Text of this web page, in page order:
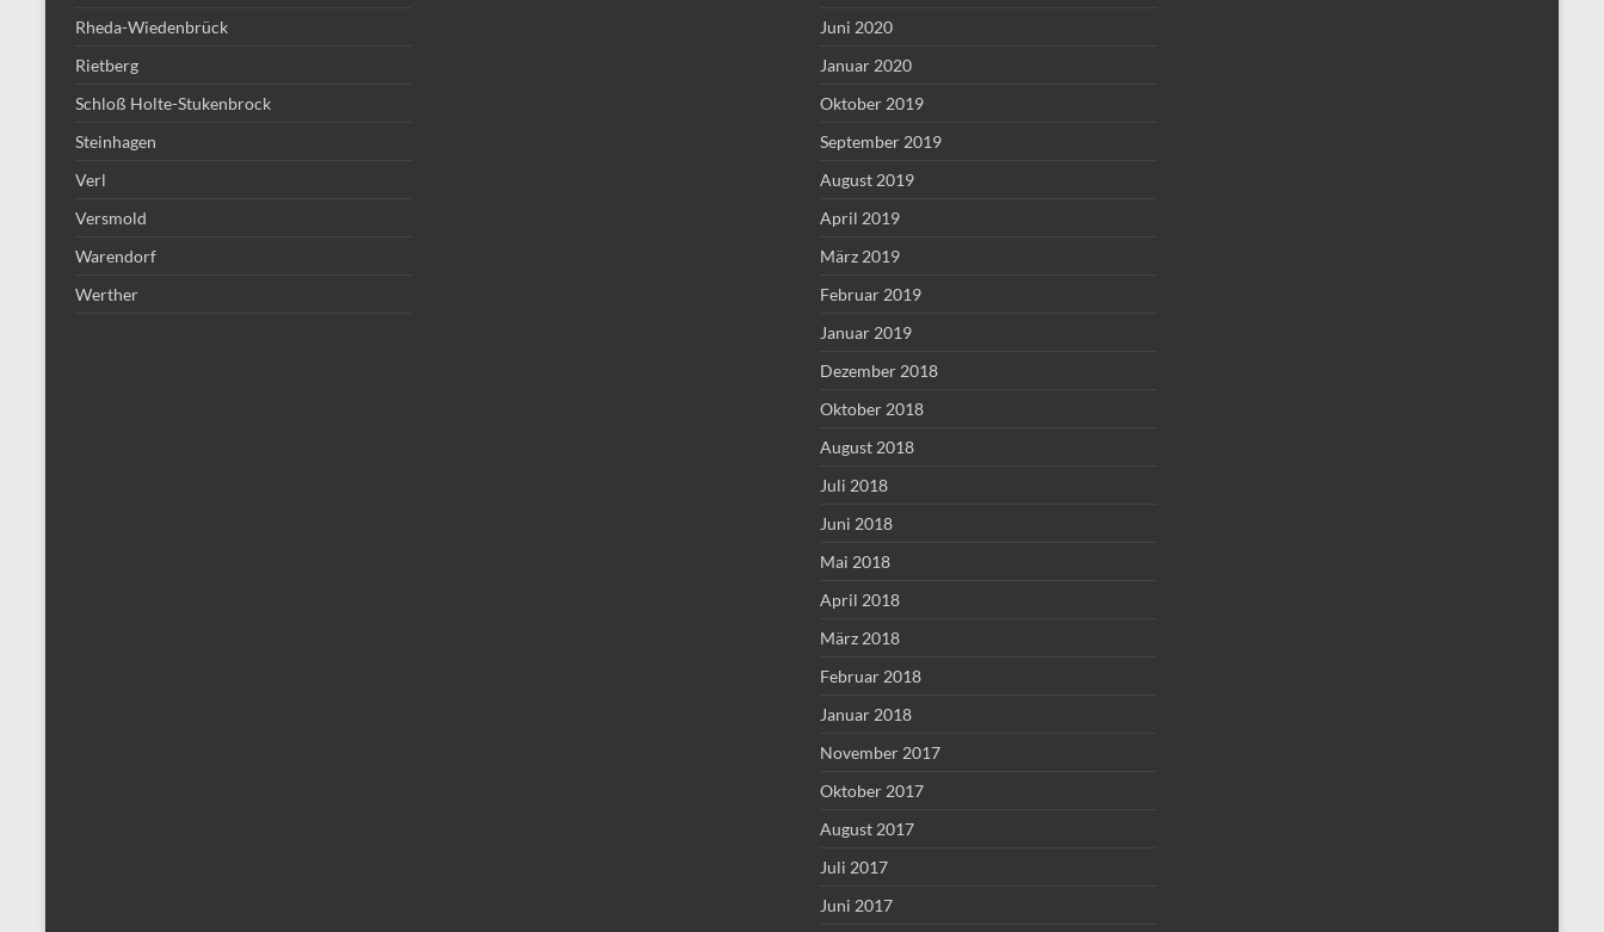
Rheda-Wiedenbrück
Rietberg
Schloß Holte-Stukenbrock
Steinhagen
Verl
Versmold
Warendorf
Werther
Juni 2020
Januar 2020
Oktober 2019
September 2019
August 2019
April 2019
März 2019
Februar 2019
Januar 2019
Dezember 2018
Oktober 2018
August 2018
Juli 2018
Juni 2018
Mai 2018
April 2018
März 2018
Februar 2018
Januar 2018
November 2017
Oktober 2017
August 2017
Juli 2017
Juni 2017